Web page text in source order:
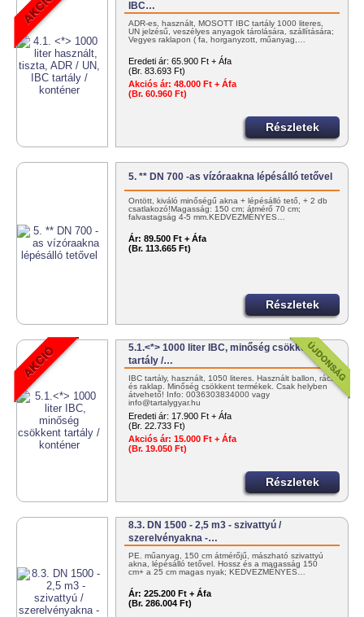
IBC…
ADR-es, használt, MOSOTT IBC tartály 1000 literes,
UN jelzésű, veszélyes anyagok tárolására, szállítására;
Vegyes raklapon ( fa, horganyzott, műanyag,…
Eredeti ár: 65.900 Ft + Áfa
(Br. 83.693 Ft)
Akciós ár: 48.000 Ft + Áfa
(Br. 60.960 Ft)
Részletek
5. ** DN 700 -as vízóraakna lépésálló tetővel
Öntött, kiváló minőségű akna + lépésálló tető, + 2 db
csatlakozó!Magasság: 150 cm; átmérő 70 cm;
falvastagság 4-5 mm.KEDVEZMÉNYES…
Ár: 89.500 Ft + Áfa
(Br. 113.665 Ft)
Részletek
5.1.<*> 1000 liter IBC, minőség csökkent
tartály /…
IBC tartály, használt, 1050 literes. Használt ballon, rács
és raklap. Minőség csökkent termékek. Csak helyben
átvehető! Info: 0036303834000 vagy
info@tartalygyar.hu
Eredeti ár: 17.900 Ft + Áfa
(Br. 22.733 Ft)
Akciós ár: 15.000 Ft + Áfa
(Br. 19.050 Ft)
Részletek
8.3. DN 1500 - 2,5 m3 - szivattyú /
szerelvényakna -…
PE. műanyag, 150 cm átmérőjű, mászható szivattyú
akna, lépésálló tetővel. Hossz és a magasság 150
cm+ a 25 cm magas nyak; KEDVEZMÉNYES…
Ár: 225.200 Ft + Áfa
(Br. 286.004 Ft)